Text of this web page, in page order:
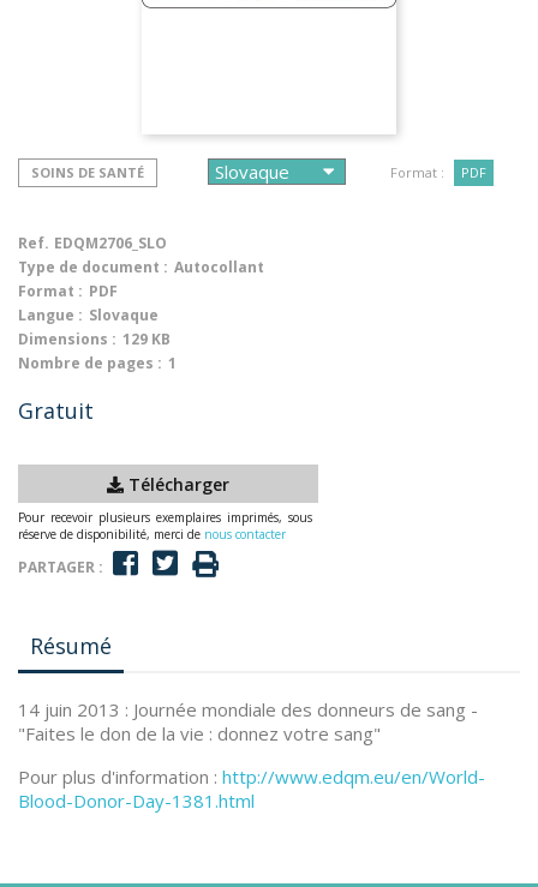
SOINS DE SANTÉ Format : PDF
Ref. EDQM2706_SLO
Type de document : Autocollant
Format : PDF
Langue : Slovaque
Dimensions : 129 KB
Nombre de pages : 1
Gratuit
Télécharger
Pour recevoir plusieurs exemplaires imprimés, sous
réserve de disponibilité, merci de nous contacter
PARTAGER :
Résumé
14 juin 2013 : Journée mondiale des donneurs de sang -
"Faites le don de la vie : donnez votre sang"
Pour plus d'information : http://www.edqm.eu/en/World-
Blood-Donor-Day-1381.html